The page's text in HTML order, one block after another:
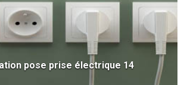
pose prise électrique 14